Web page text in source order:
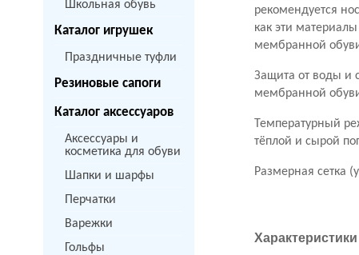
Школьная обувь
Каталог игрушек
Праздничные туфли
Резиновые сапоги
Каталог аксессуаров
Аксессуары и
косметика для обуви
Шапки и шарфы
Перчатки
Варежки
Гольфы
рекомендуется
как эти
мембранной
Защита от воды и
мембранной
Температурный
тёплой и сырой
Размерная сетка
Характеристики